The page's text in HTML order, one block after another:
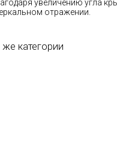
увеличению угла
отражении.
категории